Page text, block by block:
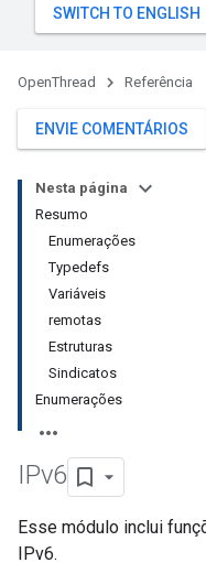
OpenThread Referência
ENVIE COMENTÁRIOS
Nesta página
Resumo
Enumerações
Typedefs
Variáveis
remotas
Estruturas
Sindicatos
Enumerações
IPv6
Esse módulo inclui
IPv6.